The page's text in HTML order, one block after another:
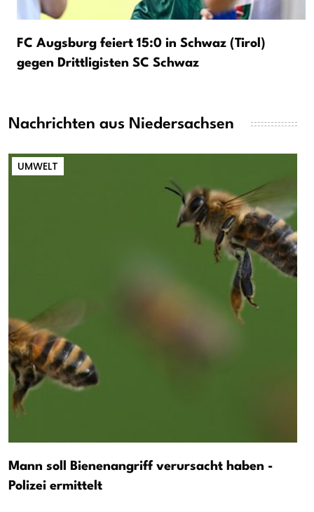
FC Augsburg feiert 15:0 in Schwaz (Tirol)
gegen Drittligisten SC Schwaz
Nachrichten aus Niedersachsen
UMWELT
Mann soll Bienenangriff verursacht haben -
Polizei ermittelt